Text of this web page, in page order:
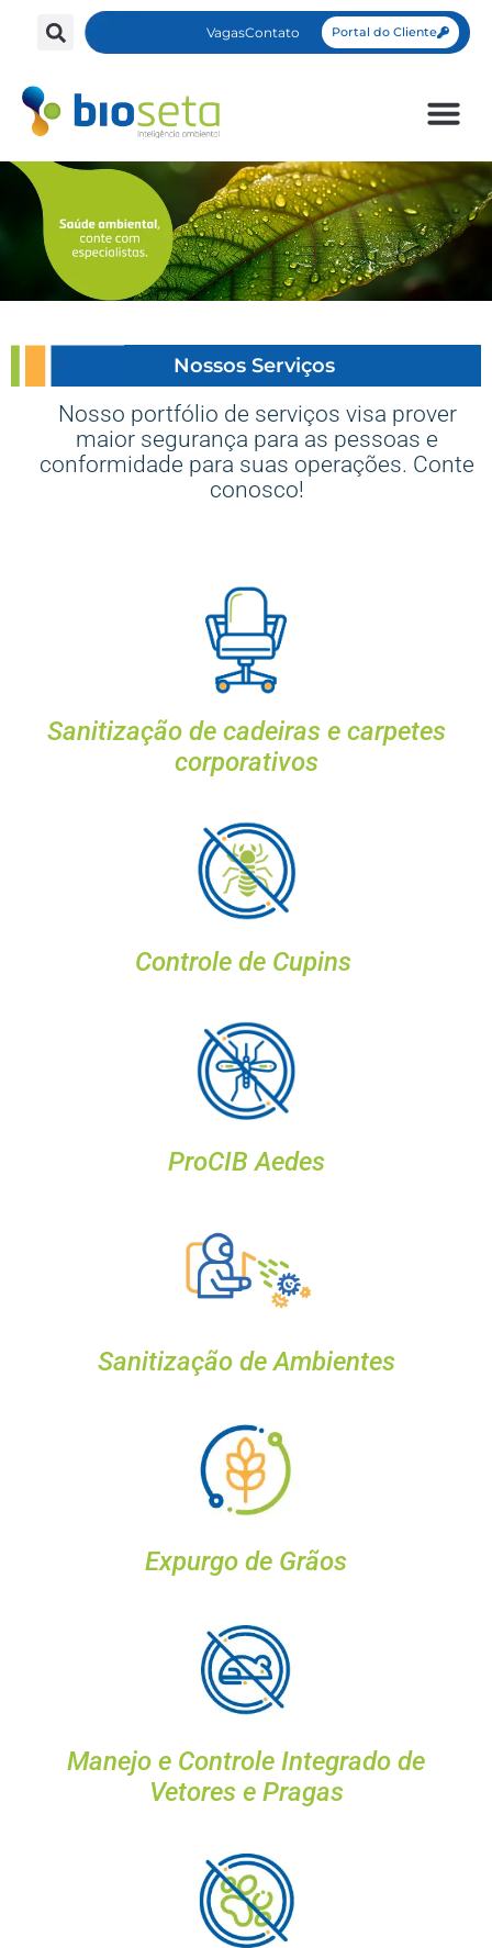
VagasContato Portal do Cliente
Nossos Serviços ​
Nosso portfólio de serviços visa prover
maior segurança para as pessoas e
conformidade para suas operações. Conte
conosco!
Sanitização de cadeiras e carpetes
corporativos
Controle de Cupins
ProCIB Aedes
Sanitização de Ambientes
Expurgo de Grãos
Manejo e Controle Integrado de
Vetores e Pragas